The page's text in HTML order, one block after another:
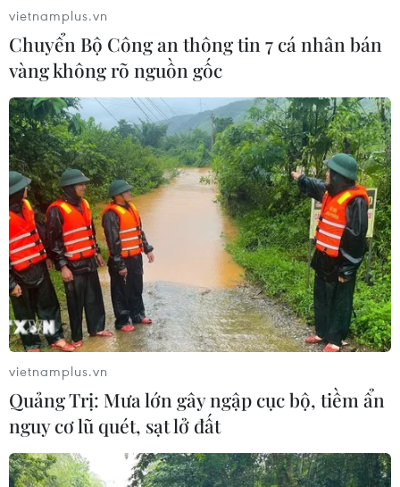
vietnamplus.vn
Chuyển Bộ Công an thông tin 7 cá nhân bán
vàng không rõ nguồn gốc
vietnamplus.vn
Quảng Trị: Mưa lớn gây ngập cục bộ, tiềm ẩn
nguy cơ lũ quét, sạt lở đất